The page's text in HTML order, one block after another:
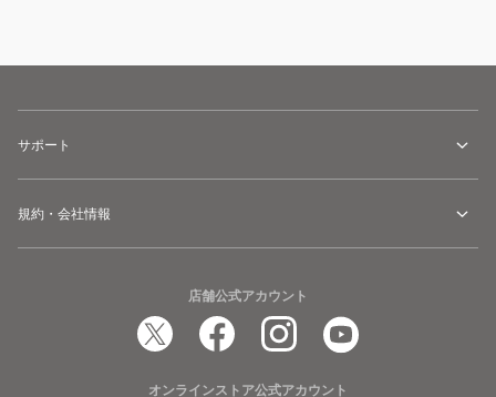
サポート
規約・会社情報
店舗公式アカウント
オンラインストア公式アカウント